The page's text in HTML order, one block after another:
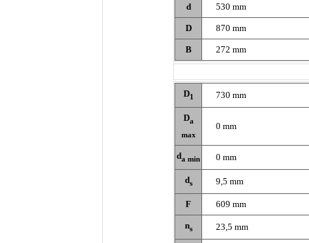
d 530 mm
D 870 mm
B 272 mm
D1 730 mm
Da
max
0 mm
da min 0 mm
ds 9,5 mm
F 609 mm
ns 23,5 mm